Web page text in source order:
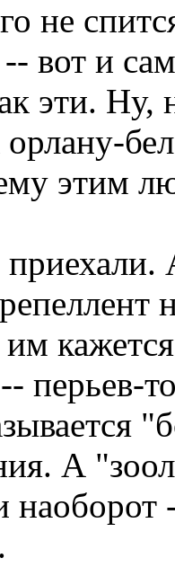
не
вот и
эти. Ну,
орлану-
этим
перьев-
А